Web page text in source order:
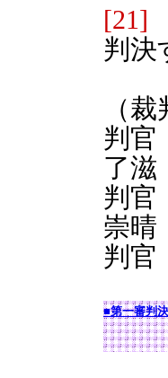
[21]
判決
（
判
了
判
崇
判
■第一審判決